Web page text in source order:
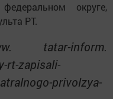
округе,
РТ.
tatar-inform.
rt-zapisali-
privolzya-